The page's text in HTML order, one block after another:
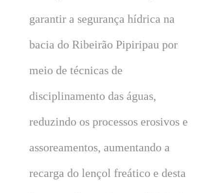
garantir a segurança hídrica na
bacia do Ribeirão Pipiripau por
meio de técnicas de
disciplinamento das águas,
reduzindo os processos erosivos e
assoreamentos, aumentando a
recarga do lençol freático e desta